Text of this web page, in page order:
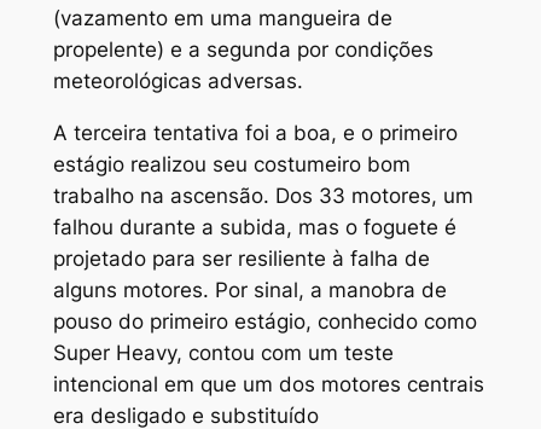
(vazamento em uma mangueira de
propelente) e a segunda por condições
meteorológicas adversas.
A terceira tentativa foi a boa, e o primeiro
estágio realizou seu costumeiro bom
trabalho na ascensão. Dos 33 motores, um
falhou durante a subida, mas o foguete é
projetado para ser resiliente à falha de
alguns motores. Por sinal, a manobra de
pouso do primeiro estágio, conhecido como
Super Heavy, contou com um teste
intencional em que um dos motores centrais
era desligado e substituído